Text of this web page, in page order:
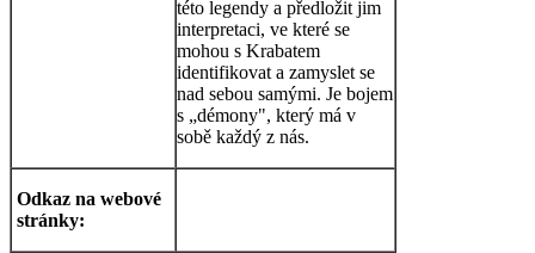
této legendy a předložit jim
interpretaci, ve které se
mohou s Krabatem
identifikovat a zamyslet se
nad sebou samými. Je bojem
s „démony", který má v
sobě každý z nás.
Odkaz na webové
stránky: